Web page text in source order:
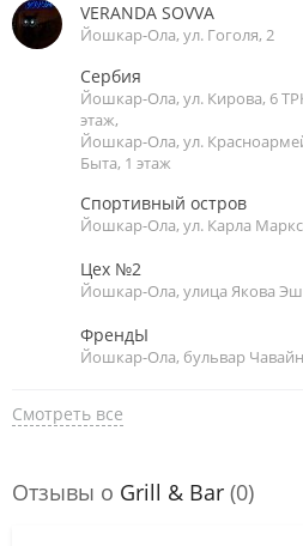
VERANDA SOVVA
Йошкар-Ола, ул. Гоголя, 2
Сербия
Йошкар-Ола, ул. Кирова, 6
этаж,
Йошкар-Ола, ул.
Быта, 1 этаж
Спортивный остров
Йошкар-Ола, ул. Карла
Цех №2
Йошкар-Ола, улица Якова
ФрендЫ
Йошкар-Ола, бульвар
Смотреть все
Отзывы о Grill & Bar (0)